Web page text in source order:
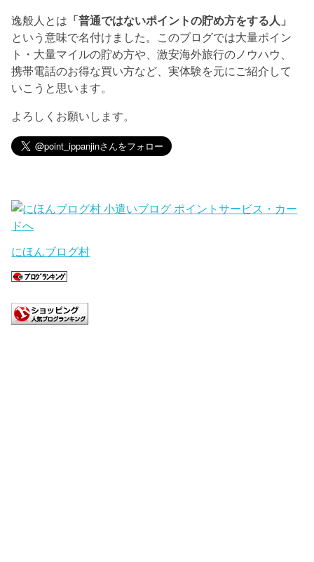
逸般人とは 「普通ではないポイントの貯め方をする人」
という意味で名付けました。このブログでは大量ポイン
ト・大量マイルの貯め方や、激安海外旅行のノウハウ、
携帯電話のお得な買い方など、実体験を元にご紹介して
いこうと思います。
よろしくお願いします。
にほんブログ村